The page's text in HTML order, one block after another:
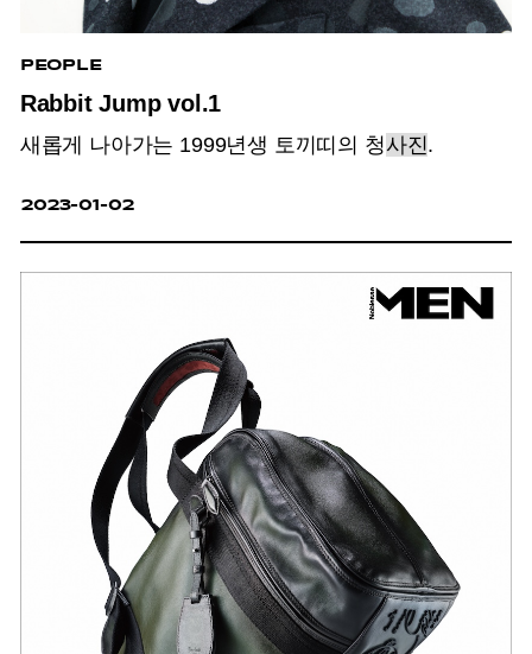
PEOPLE
Rabbit Jump vol.1
새롭게 나아가는 1999년생 토끼띠의 청사진.
2023-01-02